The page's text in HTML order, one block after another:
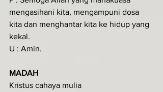
mengasihani kita, mengampuni dosa
kita dan menghantar kita ke hidup yang
kekal.
U : Amin.
MADAH
Kristus cahaya mulia